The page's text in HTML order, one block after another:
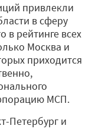
привлекли
в сферу
в рейтинге всех
Москва и
приходится
МСП.
Петербург и